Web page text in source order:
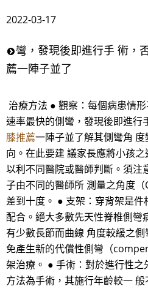
2022-03-17
彎，發現後即進行手 術，
薦一陣子並了
治療方法 ● 觀察：每個病患情
速率最快的側彎，發現後即進行
膝推薦一陣子並了解其側彎角
向。在此要建 議家長應將小孩之
以利不同醫院或醫師判斷。須注
子由不同的醫師所 測量之角度
差到十度。 ● 支架：穿背架是
配合。絕大多數先天性脊椎側彎
有少數長節而曲線 角度較緩之
免產生新的代償性側彎（
架治療。 ● 手術：對於進行性
方法為手術，其施行年齡較一